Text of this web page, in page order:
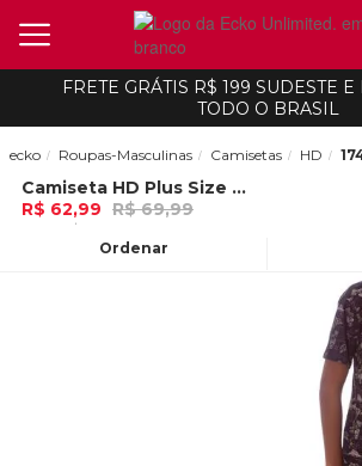
FRETE GRÁTIS R$ 199 SUDESTE
TODO O BRASIL
Ordenar
ecko Roupas-Masculinas Camisetas HD
-10%
Camiseta HD Plus Size Explorer Branca
R$ 62,99 R$ 69,99
2x de R$ 31,49 Ou